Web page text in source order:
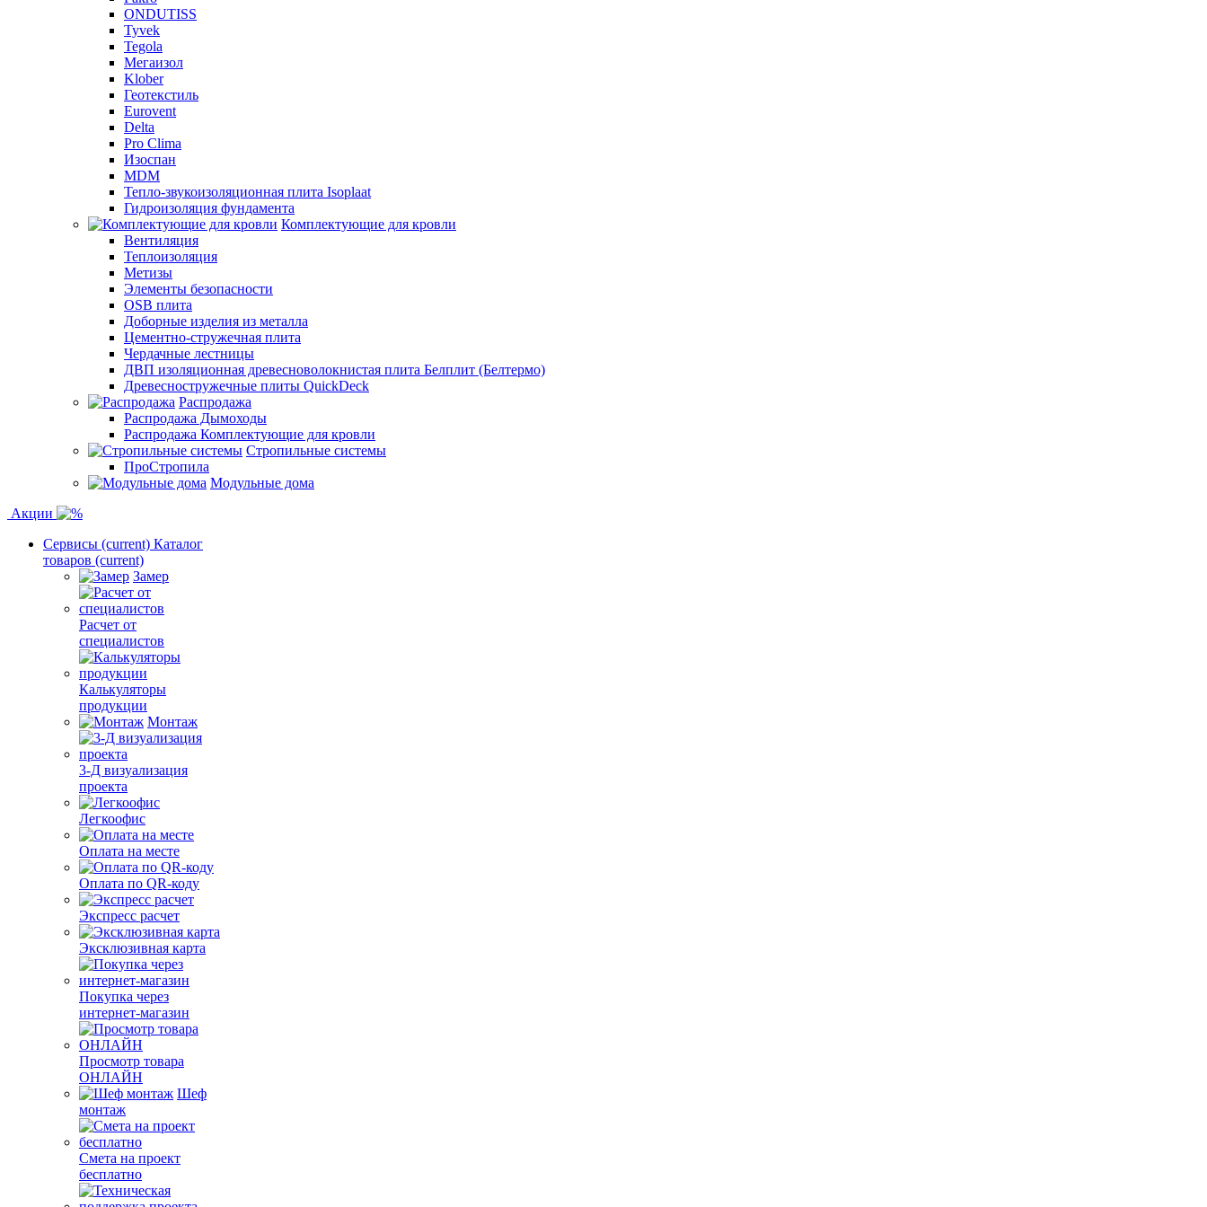
ONDUTISS
Tyvek
Tegola
Мегаизол
Klober
Геотекстиль
Eurovent
Delta
Pro Clima
Изоспан
MDM
Тепло-звукоизоляционная плита Isoplaat
Гидроизоляция фундамента
Комплектующие для кровли
Вентиляция
Теплоизоляция
Метизы
Элементы безопасности
OSB плита
Доборные изделия из металла
Цементно-стружечная плита
Чердачные лестницы
ДВП изоляционная древесноволокнистая плита Белплит (Белтермо)
Древесностружечные плиты QuickDeck
Распродажа
Распродажа Дымоходы
Распродажа Комплектующие для кровли
Стропильные системы
ПроСтропила
Модульные дома
Акции
Сервисы (current) Каталог
товаров (current)
Замер
Расчет от
специалистов
Калькуляторы
продукции
Монтаж
3-Д визуализация
проекта
Легкоофис
Оплата на месте
Оплата по QR-коду
Экспресс расчет
Эксклюзивная карта
Покупка через
интернет-магазин
Просмотр товара
ОНЛАЙН
Шеф
монтаж
Смета на проект
бесплатно